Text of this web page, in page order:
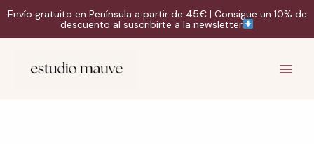
Envío gratuito en Península a partir de 45€ | Consigue un 10% de
descuento al suscribirte a la newsletter
contenido